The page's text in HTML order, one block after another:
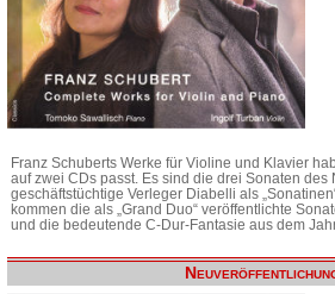
Franz Schuberts Werke für Violine und Klavier
auf zwei CDs passt. Es sind die drei Sonaten
geschäftstüchtige Verleger Diabelli als
kommen die als „Grand Duo“ veröffentlichte
und die bedeutende C-Dur-Fantasie aus dem